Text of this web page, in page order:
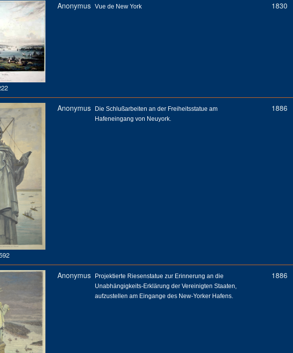
Anonymus Vue de New York 1830
Anonymus
Die Schlußarbeiten an der Freiheitsstatue am
Hafeneingang von Neuyork.
1886
Anonymus
Projektierte Riesenstatue zur Erinnerung an die
Unabhängigkeits-Erklärung der Vereinigten Staaten,
aufzustellen am Eingange des New-Yorker Hafens.
1886